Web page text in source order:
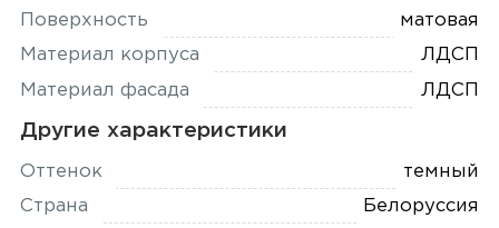
Поверхность матовая
Материал корпуса ЛДСП
Материал фасада ЛДСП
Другие характеристики
Оттенок темный
Страна Белоруссия